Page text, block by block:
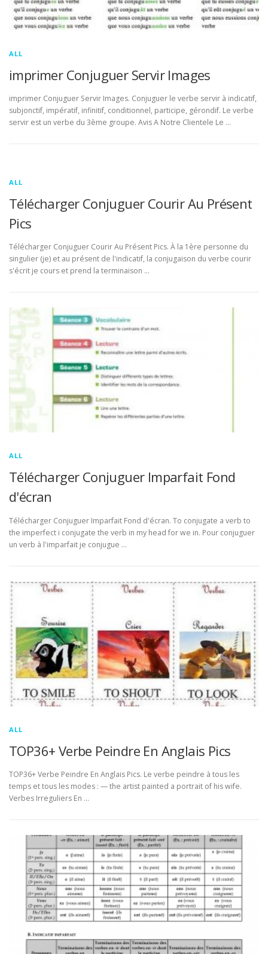
ALL
imprimer Conjuguer Servir Images
imprimer Conjuguer Servir Images. Conjuguer le verbe servir à indicatif,
subjonctif, impératif, infinitif, conditionnel, participe, gérondif. Le verbe
servir est un verbe du 3ème groupe. Avis A Notre Clientele Le …
ALL
Télécharger Conjuguer Courir Au Présent
Pics
Télécharger Conjuguer Courir Au Présent Pics. À la 1ère personne du
singulier (je) et au présent de l'indicatif, la conjugaison du verbe courir
s'écrit je cours et prend la terminaison …
ALL
Télécharger Conjuguer Imparfait Fond
d'écran
Télécharger Conjuguer Imparfait Fond d'écran. To conjugate a verb to
the imperfect i conjugate the verb in my head for we in. Pour conjuguer
un verb à l'imparfait je conjugue …
ALL
TOP36+ Verbe Peindre En Anglais Pics
TOP36+ Verbe Peindre En Anglais Pics. Le verbe peindre à tous les
temps et tous les modes : — the artist painted a portrait of his wife.
Verbes Irreguliers En …